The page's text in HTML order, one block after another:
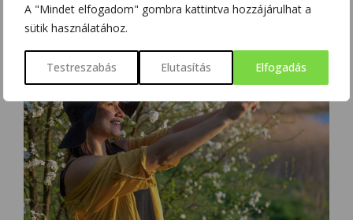
A "Mindet elfogadom" gombra kattintva hozzájárulhat a
sütik használatához.
Testreszabás Elutasítás Elfogadás
fotóhelyszíneket a fiatalok számára.